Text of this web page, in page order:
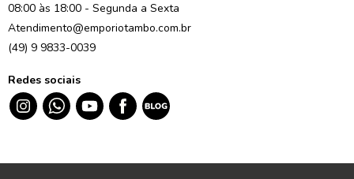
08:00 às 18:00 - Segunda a Sexta
Atendimento@emporiotambo.com.br
(49) 9 9833-0039
Redes sociais